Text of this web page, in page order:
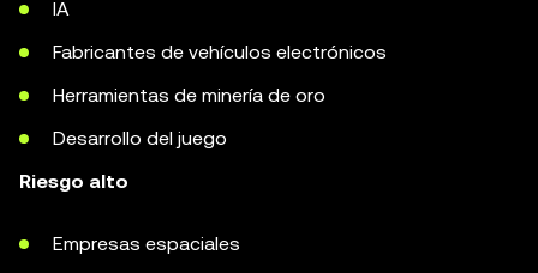
IA
Fabricantes de vehículos electrónicos
Herramientas de minería de oro
Desarrollo del juego
Riesgo alto
Empresas espaciales